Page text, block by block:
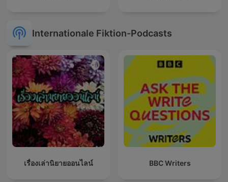
Internationale Fiktion-Podcasts
เรื่องเล่านิยายออนไลน์ BBC Writers